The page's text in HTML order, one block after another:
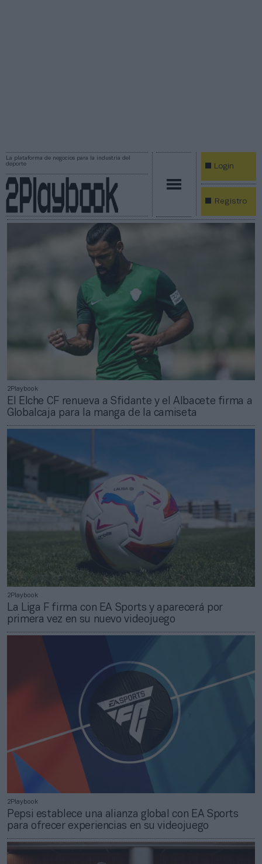
La plataforma de negocios para la industria del
deporte
Login
Registro
2Playbook
El Elche CF renueva a Sfidante y el Albacete firma a
Globalcaja para la manga de la camiseta
2Playbook
La Liga F firma con EA Sports y aparecerá por
primera vez en su nuevo videojuego
2Playbook
Pepsi establece una alianza global con EA Sports
para ofrecer experiencias en su videojuego